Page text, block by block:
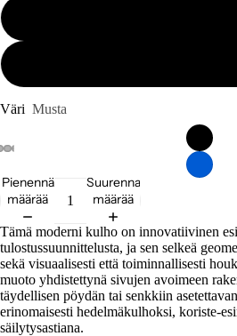
Avaa
kuva
näytön
tilassa
Avaa
kuva
näytön
tilassa
Avaa
kuva
näytön
tilassa
Avaa
kuva
näytön
tilassa
Avaa
kuva
näytön
tilassa
Avaa
kuva
näytön
tilassa
Avaa
kuva
näytön
tilassa
Avaa
kuva
näytön
tilassa
Avaa
kuva
näytön
tilassa
Väri Musta
Pienennä
määrää
Suurenna
määrää
Tämä moderni kulho on innovatiivinen
tulostussuunnittelusta, ja sen selkeä
sekä visuaalisesti että toiminnallisesti
muoto yhdistettynä sivujen avoimeen
täydellisen pöydän tai senkkiin
erinomaisesti hedelmäkulhoksi, koriste-
säilytysastiana.